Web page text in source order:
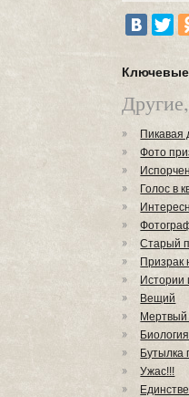
Пикавая
Фото
Голос в
Старый
Призрак
Истории
Вещий
Мертвый
Биология
Бутылка
Ужас!!!